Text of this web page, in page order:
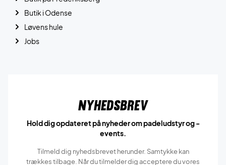
Butik i Odense
Løvens hule
Jobs
Nyhedsbrev
Hold dig opdateret på nyheder om padeludstyr og -
events.
Tilmeld dig nyhedsbrevet herunder. Samtykke kan
trækkes tilbage. Når du tilmelder dig acceptere du vores